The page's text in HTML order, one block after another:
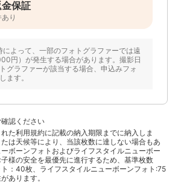
保証
り
によって、一部のフォトグラファーでは遠
円）が発生する場合があります。撮影日
グラファーが該当する場合、申込みフォ
ます。
確認ください
た利用規約に記載の納入期限までに納入しま
は天候等により、当該枚数に達しない場合もあ
ボーンフォトおよびライフスタイルニューボー
様の安全を最優先に進行するため、基準枚数
ト：40枚、ライフスタイルニューボーンフォト:75
あります。